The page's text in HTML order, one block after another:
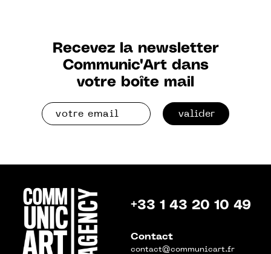
Recevez la newsletter
Communic'Art dans
votre boîte mail
valider
+33 1 43 20 10 49
Contact
contact@communicart.fr